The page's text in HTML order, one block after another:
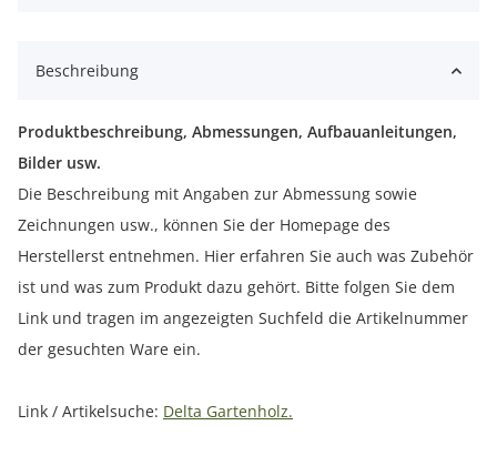
Beschreibung
Produktbeschreibung, Abmessungen, Aufbauanleitungen,
Bilder usw.
Die Beschreibung mit Angaben zur Abmessung sowie
Zeichnungen usw., können Sie der Homepage des
Herstellerst entnehmen. Hier erfahren Sie auch was Zubehör
ist und was zum Produkt dazu gehört. Bitte folgen Sie dem
Link und tragen im angezeigten Suchfeld die Artikelnummer
der gesuchten Ware ein.
Link / Artikelsuche: Delta Gartenholz.